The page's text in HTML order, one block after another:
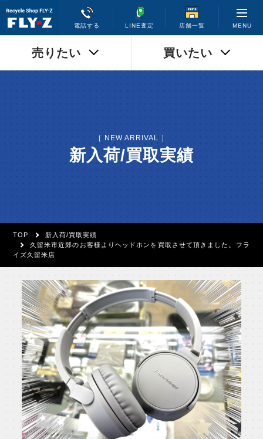
電話する LINE査定 店舗一覧 MENU
売りたい 買いたい
［ NEW ARRIVAL ］
新入荷/買取実績
TOP
新入荷/買取実績
久留米市近郊のお客様よりヘッドホンを買取させて頂きました。フラ
イズ久留米店